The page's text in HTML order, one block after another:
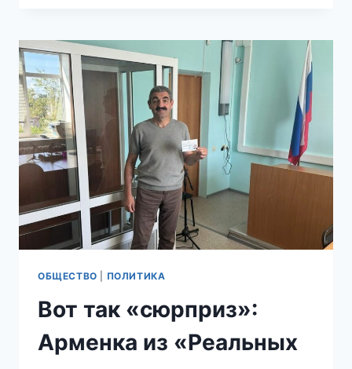
РОССИИ
ЗА
НЕЛЕГАЛЬНУЮ
ТОРГОВЛЮ
ПОМИДОРАМИ
ОБЩЕСТВО ПОЛИТИКА
Вот так «сюрприз»:
Арменка из «Реальных